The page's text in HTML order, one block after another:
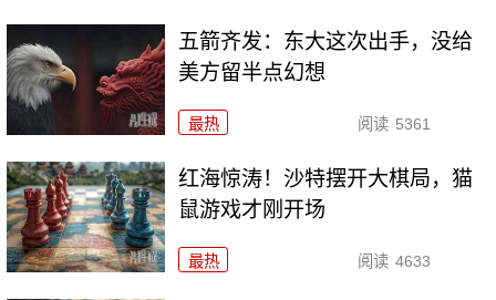
五箭齐发：东大这次出手，没给
美方留半点幻想
最热 阅读 5361
红海惊涛！沙特摆开大棋局，猫
鼠游戏才刚开场
最热 阅读 4633